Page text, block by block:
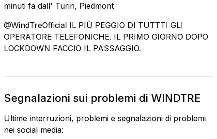
minuti fa dall' Turin, Piedmont
@WindTreOfficial IL PIÙ PEGGIO DI TUTTTI GLI
OPERATORE TELEFONICHE. IL PRIMO GIORNO DOPO
LOCKDOWN FACCIO IL PASSAGGIO.
Segnalazioni sui problemi di WINDTRE
Ultime interruzioni, problemi e segnalazioni di problemi
nei social media: